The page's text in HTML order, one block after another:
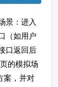
景：进入
（如用户
口返回后
的模拟场
案，并对